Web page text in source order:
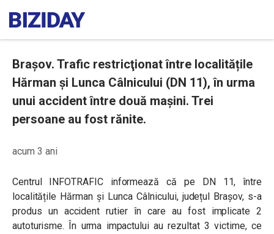
Braşov. Trafic restricţionat între localitățile
Hărman și Lunca Câlnicului (DN 11), în urma
unui accident între două maşini. Trei
persoane au fost rănite.
acum 3 ani
Centrul INFOTRAFICinformează că pe DN 11, între
localitățile Hărman și Lunca Câlnicului, județul Brașov, s-a
produs un accident rutier în care au fost implicate 2
autoturisme. În urma impactului au rezultat 3 victime, ce